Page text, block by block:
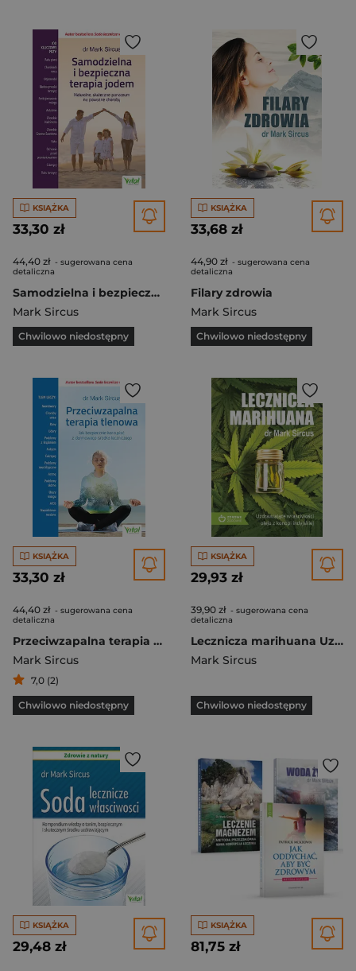
KSIĄŻKA
33,30 zł
44,40 zł - sugerowana cena
detaliczna
Samodzielna i bezpieczna terapia jodem
Mark Sircus
Chwilowo niedostępny
KSIĄŻKA
33,68 zł
44,90 zł - sugerowana cena
detaliczna
Filary zdrowia
Mark Sircus
Chwilowo niedostępny
KSIĄŻKA
33,30 zł
44,40 zł - sugerowana cena
detaliczna
Przeciwzapalna terapia tlenowa Jak bezpiecznie korzystać z darmowego środka leczniczego
Mark Sircus
7,0 (2)
Chwilowo niedostępny
KSIĄŻKA
29,93 zł
39,90 zł - sugerowana cena
detaliczna
Lecznicza marihuana Uzdrawiające właściwości oleju z konopii indyjskiej
Mark Sircus
Chwilowo niedostępny
KSIĄŻKA
29,48 zł
KSIĄŻKA
81,75 zł